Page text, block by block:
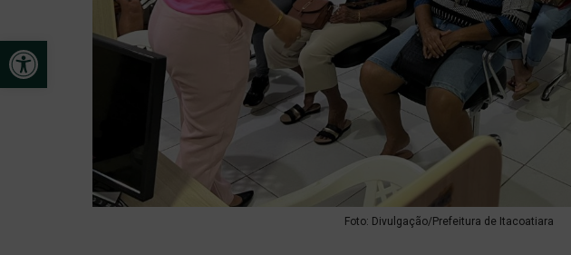
Open toolbar
Foto: Divulgação/Prefeitura de Itacoatiara